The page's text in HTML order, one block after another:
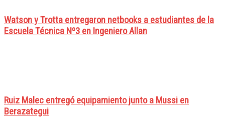
Watson y Trotta entregaron netbooks a estudiantes de la
Escuela Técnica Nº3 en Ingeniero Allan
Ruiz Malec entregó equipamiento junto a Mussi en
Berazategui